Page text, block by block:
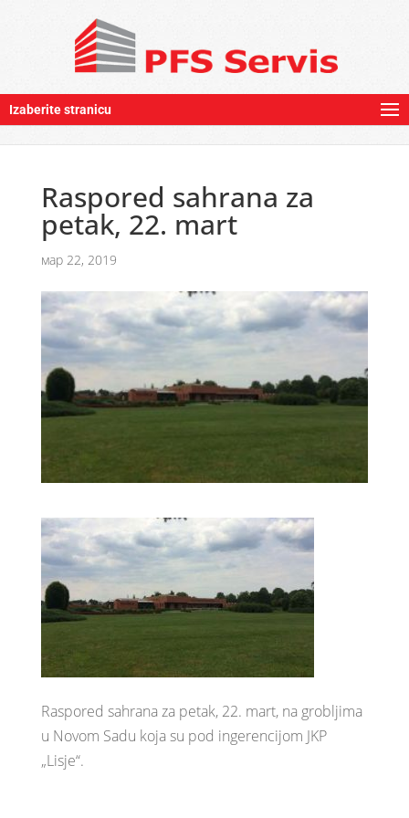
Izaberite stranicu
Raspored sahrana za
petak, 22. mart
мар 22, 2019
Raspored sahrana za petak, 22. mart, na grobljima
u Novom Sadu koja su pod ingerencijom JKP
„Lisje“.